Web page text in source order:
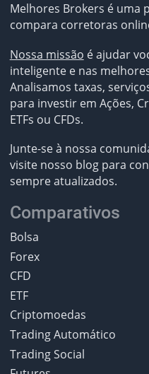
Melhores Brokers é uma
compara corretoras
Nossa missão é ajudar
inteligente e nas
Analisamos taxas,
para investir em Ações,
ETFs ou CFDs.
Junte-se à nossa
visite nosso blog para
sempre atualizados.
Comparativos
Bolsa
Forex
CFD
ETF
Criptomoedas
Trading Automático
Trading Social